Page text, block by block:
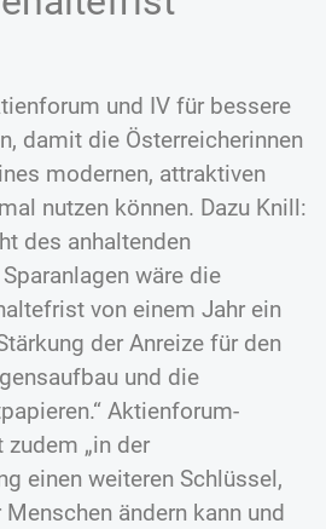
und IV für bessere
damit die Österreicherinnen
modernen, attraktiven
nutzen können. Dazu Knill:
des anhaltenden
wäre die
von einem Jahr ein
der Anreize für den
und die
Aktienforum-
„in der
einen weiteren Schlüssel,
ändern kann und